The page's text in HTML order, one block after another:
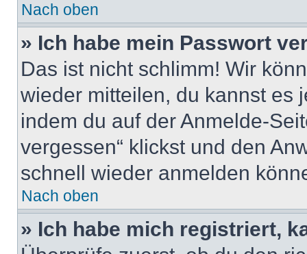
Nach oben
» Ich habe mein Passwort
Das ist nicht schlimm! Wir
wieder mitteilen, du kannst es
indem du auf der Anmelde-
vergessen“ klickst und den
schnell wieder anmelden
Nach oben
» Ich habe mich registriert,